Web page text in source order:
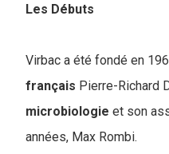
Les Débuts
Virbac a été fondé en
français Pierre-Richard
microbiologie et son
années, Max Rombi.